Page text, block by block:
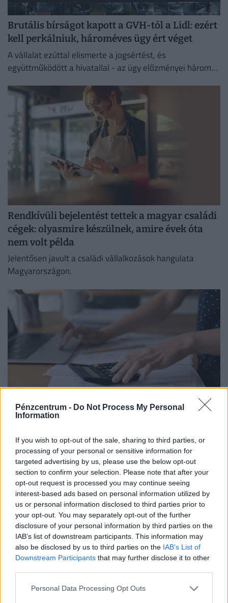
Pénzcentrum - Do Not Process My Personal
Information
If you wish to opt-out of the sale, sharing to third parties, or
processing of your personal or sensitive information for
targeted advertising by us, please use the below opt-out
section to confirm your selection. Please note that after your
opt-out request is processed you may continue seeing
interest-based ads based on personal information utilized by
us or personal information disclosed to third parties prior to
your opt-out. You may separately opt-out of the further
disclosure of your personal information by third parties on the
IAB’s list of downstream participants. This information may
also be disclosed by us to third parties on the IAB’s List of
Downstream Participants that may further disclose it to other
Personal Data Processing Opt Outs
Brutális bírságot kapott a GVH-tól a Lidl: ezért
kell perkálniuk, hároméves ügy ért véget
A vállalat ezúttal elismerte a jogsértést, és
együttműködött a hivatallal - az ügy előzményei három
Rendkívüli bejelentést tettek a magyar családi
cégek: olyasmire készülnek, amire évek óta
nem volt példa
Jelentősen javult a családi vállalkozások hangulata
Magyarországon.
Rendkívüli bejelentést tett a NAV: rengeteg
ősztől
A hatóság ugyanakkor négy hónapos türelmi időt biztosít,
így 2026. december 31-éig nem szab ki bírságot az
esetleges hibák miatt.